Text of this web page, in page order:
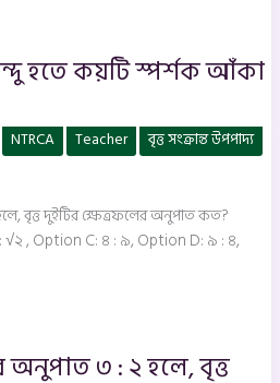
হতে কয়টি স্পর্শক আঁকা
NTRCA Teacher
বৃত্ত সংক্রান্ত উপপাদ্য
বৃত্ত দুইটির ক্ষেত্রফলের অনুপাত কত?
, Option C: ৪ : ৯, Option D: ৯ : ৪,
অনুপাত ৩ : ২ হলে, বৃত্ত